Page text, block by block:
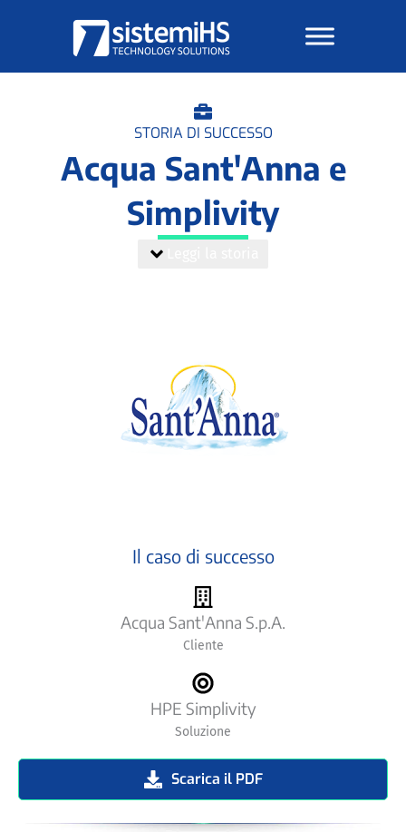
STORIA DI SUCCESSO
Acqua Sant'Anna e
Simplivity
Il caso di successo
Acqua Sant'Anna S.p.A.
Cliente
HPE Simplivity
Soluzione
Scarica il PDF